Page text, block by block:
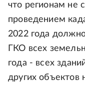
что регионам не
проведением
2022 года
ГКО всех
года - всех
других объектов